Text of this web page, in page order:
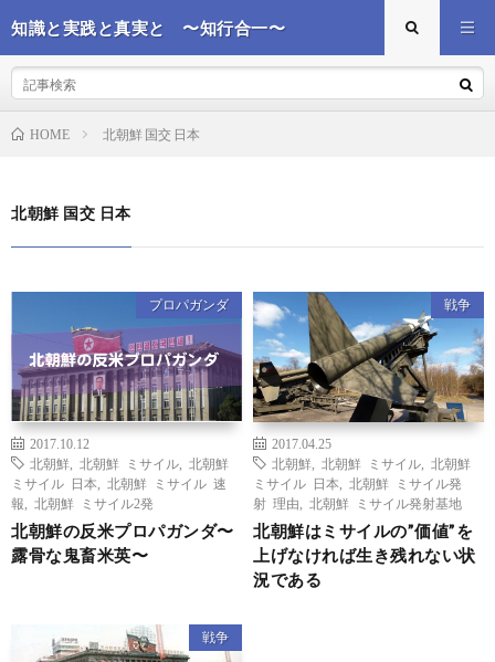
知識と実践と真実と 〜知行合一〜
HOME 北朝鮮 国交 日本
北朝鮮 国交 日本
プロパガンダ
2017.10.12
北朝鮮
北朝鮮 ミサイル
北朝鮮
ミサイル 日本
北朝鮮 ミサイル 速
報
北朝鮮 ミサイル2発
北朝鮮の反米プロパガンダ〜
露骨な鬼畜米英〜
戦争
2017.04.25
北朝鮮
北朝鮮 ミサイル
北朝鮮
ミサイル 日本
北朝鮮 ミサイル発
射 理由
北朝鮮 ミサイル発射基地
北朝鮮はミサイルの”価値”を
上げなければ生き残れない状
況である
戦争